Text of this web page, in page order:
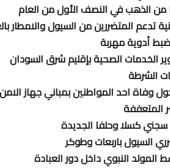
تدعم المتضررين من السيول والامطار
أدوية مهربة
الخدمات الصحية بإقليم شرق السودان
الشرطة
وفاة احد المواطنين بمباني جهاز الامن
المتعففة
السيول باربعات وطوكر
النبوي داخل دور العبادة